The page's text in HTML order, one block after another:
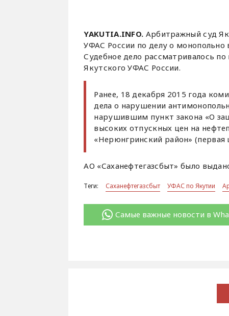
YAKUTIA.INFO. Арбитражный суд
УФАС России по делу о монопольно
Судебное дело рассматривалось
Якутского УФАС России.
Ранее, 18 декабря 2015 года
дела о нарушении
нарушившим пункт закона «О
высоких отпускных цен на
«Нерюнгринский район» (первая
АО «Саханефтегазсбыт» было
Теги: Саханефтегазсбыт УФАС по Якутии
Самые важные новости в